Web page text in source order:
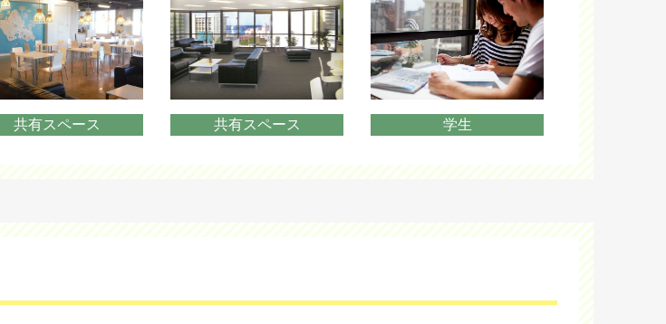
共有スペース 共有スペース 学生